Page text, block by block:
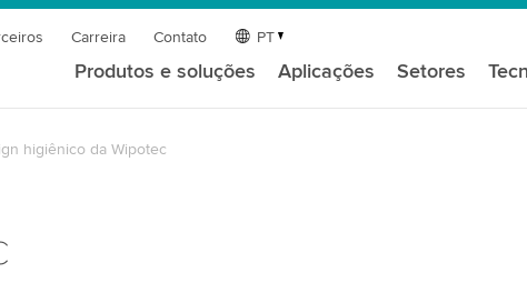
Carreira Contato PT
Produtos e soluções Aplicações Setores
higiênico da Wipotec